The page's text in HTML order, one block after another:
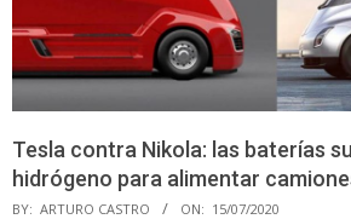
Tesla contra Nikola: las baterías
hidrógeno para alimentar
BY: ARTURO CASTRO ON: 15/07/2020